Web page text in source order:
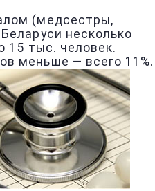
(медсестры,
несколько
15 тыс. человек.
меньше — всего 11%.